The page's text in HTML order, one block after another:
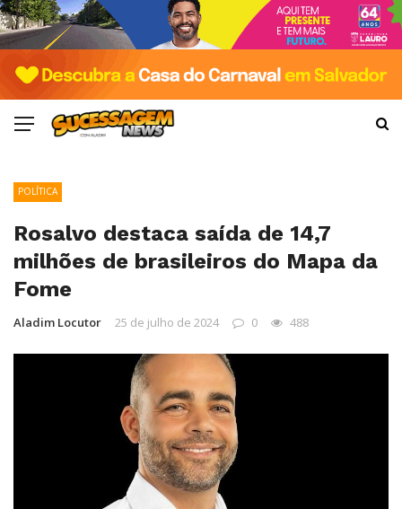
POLÍTICA
Rosalvo destaca saída de 14,7
milhões de brasileiros do Mapa da
Fome
Aladim Locutor 25 de julho de 2024 0 488